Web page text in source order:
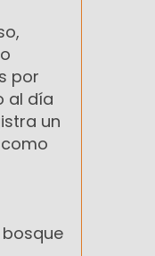
por
al día
un